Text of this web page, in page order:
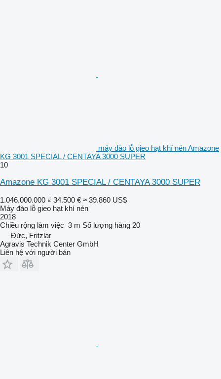
máy đào lỗ gieo hạt khí nén Amazone
KG 3001 SPECIAL / CENTAYA 3000 SUPER
10
Amazone KG 3001 SPECIAL / CENTAYA 3000 SUPER
1.046.000.000 ₫ 34.500 € ≈ 39.860 US$
Máy đào lỗ gieo hạt khí nén
2018
Chiều rộng làm việc 3 m Số lượng hàng 20
Đức, Fritzlar
Agravis Technik Center GmbH
Liên hệ với người bán